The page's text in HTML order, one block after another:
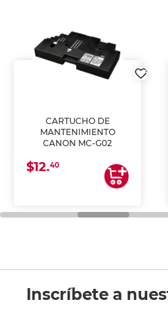
CARTUCHO DE
MANTENIMIENTO
CANON MC-G02
$12.40
Inscríbete a